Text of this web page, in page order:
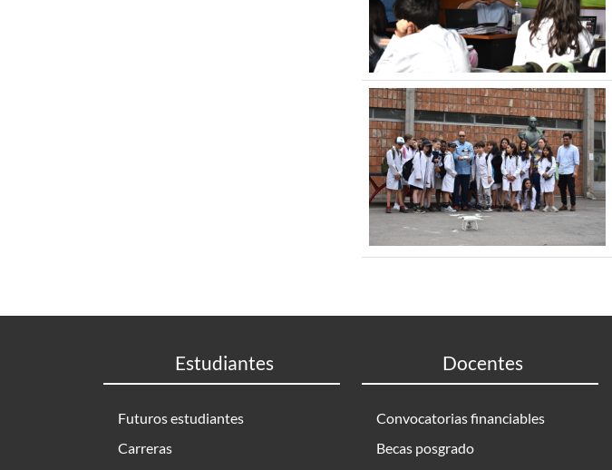
Estudiantes
Futuros estudiantes
Carreras
Docentes
Convocatorias financiables
Becas posgrado